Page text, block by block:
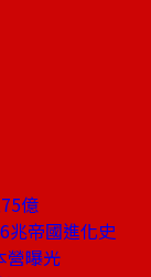
億
帝國進化史
營曝光